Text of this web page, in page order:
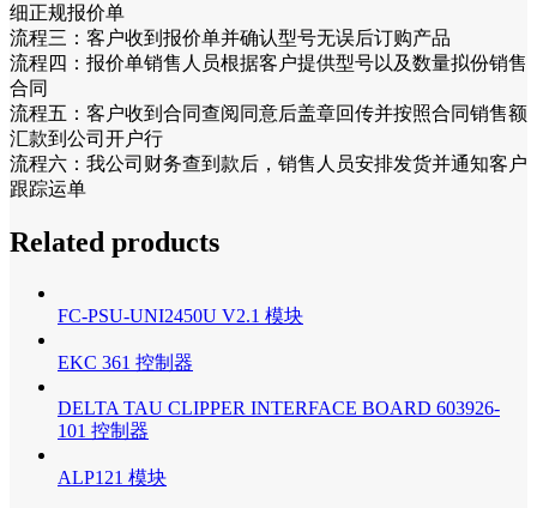
细正规报价单
流程三：客户收到报价单并确认型号无误后订购产品
流程四：报价单销售人员根据客户提供型号以及数量拟份销售
合同
流程五：客户收到合同查阅同意后盖章回传并按照合同销售额
汇款到公司开户行
流程六：我公司财务查到款后，销售人员安排发货并通知客户
跟踪运单
Related products
FC-PSU-UNI2450U V2.1 模块
EKC 361 控制器
DELTA TAU CLIPPER INTERFACE BOARD 603926-
101 控制器
ALP121 模块